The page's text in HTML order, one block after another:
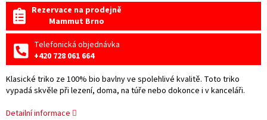
Rezervace na prodejně
Mammut Brno
Telefonická objednávka
+420 728 061 664
Klasické triko ze 100% bio bavlny ve spolehlivé kvalitě. Toto triko
vypadá skvěle při lezení, doma, na túře nebo dokonce i v kanceláři.
Detailní informace